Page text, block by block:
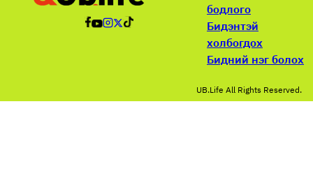
бодлого
Бидэнтэй
холбогдох
Бидний нэг болох
UB.Life All Rights Reserved.